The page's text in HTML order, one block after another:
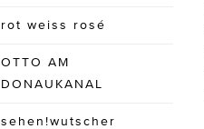
rot weiss rosé
OTTO AM
DONAUKANAL
sehen!wutscher